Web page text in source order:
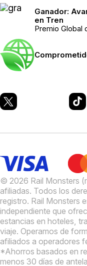
Ganador:
en Tren
Premio Global
© 2026 Rail Monsters
afiliadas. Todos los
registro. Rail Monsters
independiente que
estancias en hoteles,
viaje. Operamos de
afiliados a operadores
*Ahorros basados en
menos 30 días de